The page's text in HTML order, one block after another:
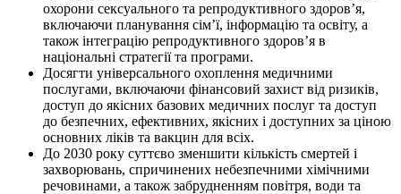
охорони сексуального та репродуктивного здоров’я,
включаючи планування сім’ї, інформацію та освіту, а
також інтеграцію репродуктивного здоров’я в
національні стратегії та програми.
Досягти універсального охоплення медичними
послугами, включаючи фінансовий захист від ризиків,
доступ до якісних базових медичних послуг та доступ
до безпечних, ефективних, якісних і доступних за ціною
основних ліків та вакцин для всіх.
До 2030 року суттєво зменшити кількість смертей і
захворювань, спричинених небезпечними хімічними
речовинами, а також забрудненням повітря, води та